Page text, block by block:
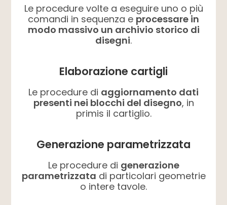
Le procedure volte a eseguire uno o più
comandi in sequenza e processare in
modo massivo un archivio storico di
disegni.
Elaborazione cartigli
Le procedure di aggiornamento dati
presenti nei blocchi del disegno, in
primis il cartiglio.
Generazione parametrizzata
Le procedure di generazione
parametrizzata di particolari geometrie
o intere tavole.